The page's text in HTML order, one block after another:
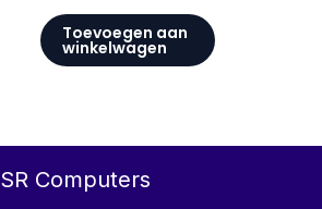
Toevoegen aan
winkelwagen
SR Computers